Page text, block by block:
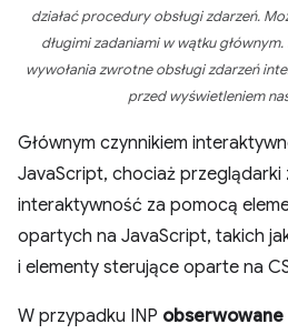
działać procedury obsługi zdarzeń.
długimi zadaniami w wątku
wywołania zwrotne obsługi zdarzeń
przed wyświetleniem
Głównym czynnikiem
JavaScript, chociaż przeglądarki
interaktywność za pomocą
opartych na JavaScript, takich
i elementy sterujące oparte na
W przypadku INP